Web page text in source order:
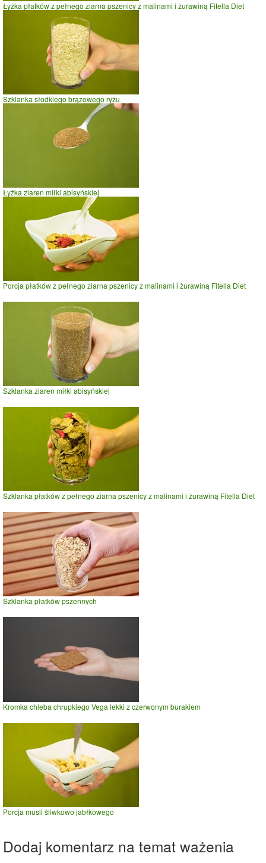
Łyżka płatków z pełnego ziarna pszenicy z malinami i żurawiną Fitella Diet
Szklanka słodkiego brązowego ryżu
Łyżka ziaren miłki abisyńskiej
Porcja płatków z pełnego ziarna pszenicy z malinami i żurawiną Fitella Diet
Szklanka ziaren miłki abisyńskiej
Szklanka płatków z pełnego ziarna pszenicy z malinami i żurawiną Fitella Diet
Szklanka płatków pszennych
Kromka chleba chrupkiego Vega lekki z czerwonym burakiem
Porcja musli śliwkowo jabłkowego
Dodaj komentarz na temat ważenia